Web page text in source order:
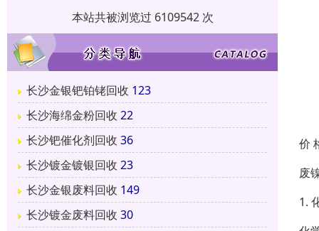
本站共被浏览过 6109542 次
长沙金银钯铂铑回收 123
长沙海绵金粉回收 22
长沙钯催化剂回收 36
长沙镀金镀银回收 23
长沙金银废料回收 149
长沙镀金废料回收 30
价
废
1.